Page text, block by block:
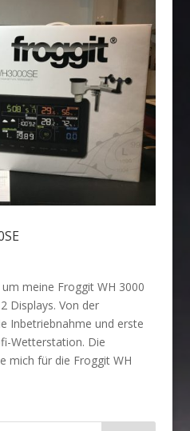
meine Froggit WH 3000
Displays. Von der
Inbetriebnahme und erste
Wetterstation. Die
mich für die Froggit WH